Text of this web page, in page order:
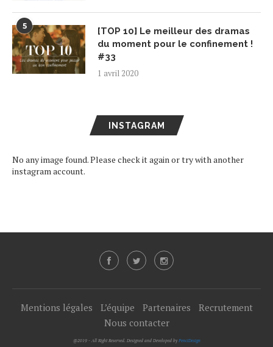
5
[TOP 10] Le meilleur des dramas
du moment pour le confinement !
#33
1 avril 2020
INSTAGRAM
No any image found. Please check it again or try with another
instagram account.
Mentions légales L’équipe Partenaires
Recrutement
Nous contacter
@2019 - All Right Reserved. Designed and Developed by PenciDesign